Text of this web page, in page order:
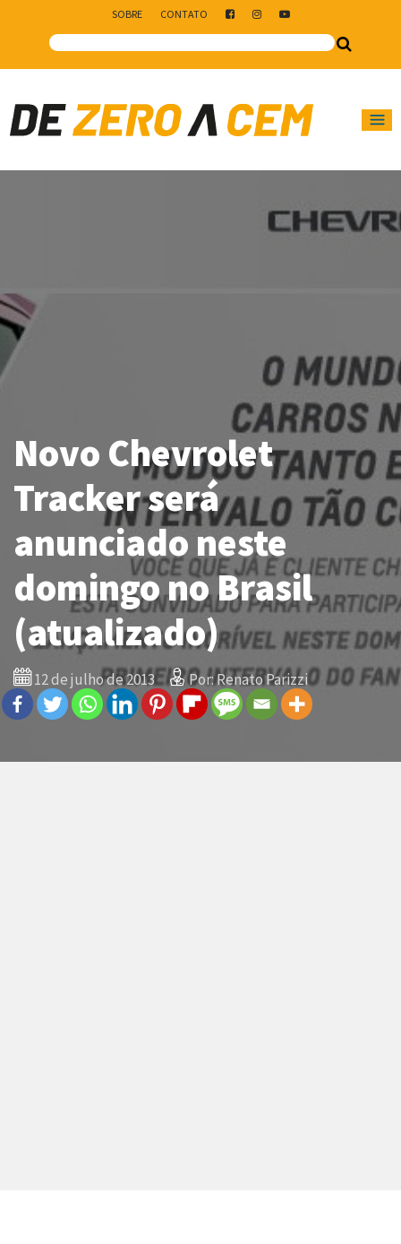
SOBRE CONTATO
Main Navigation
Novo Chevrolet
Tracker será
anunciado neste
domingo no Brasil
(atualizado)
12 de julho de 2013 Por: Renato Parizzi